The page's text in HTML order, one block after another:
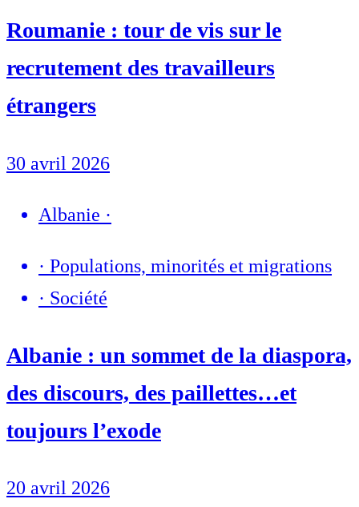
Roumanie : tour de vis sur le
recrutement des travailleurs
étrangers
30 avril 2026
Albanie ·
· Populations, minorités et migrations
· Société
Albanie : un sommet de la diaspora,
des discours, des paillettes…et
toujours l’exode
20 avril 2026